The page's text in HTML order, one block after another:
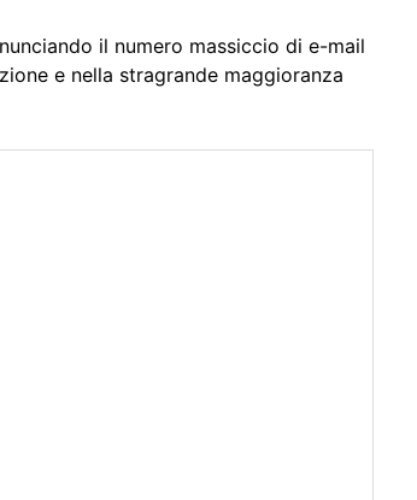
il numero massiccio di e-mail
e nella stragrande maggioranza